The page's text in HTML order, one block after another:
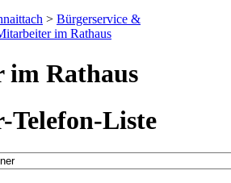
> Bürgerservice &
im Rathaus
Rathaus
Liste